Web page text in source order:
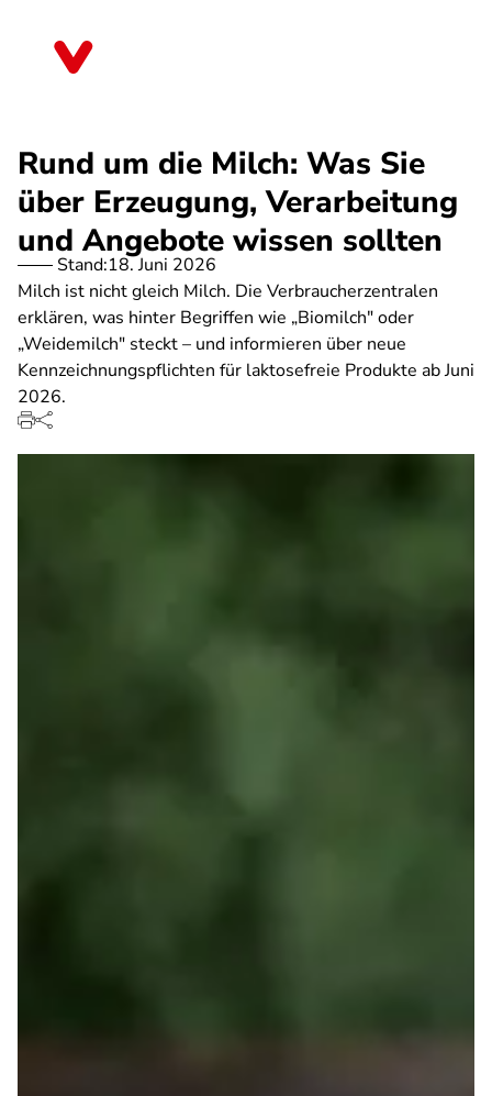
Rund um die Milch: Was Sie
über Erzeugung, Verarbeitung
und Angebote wissen sollten
Stand:18. Juni 2026
Milch ist nicht gleich Milch. Die Verbraucherzentralen
erklären, was hinter Begriffen wie „Biomilch" oder
„Weidemilch" steckt – und informieren über neue
Kennzeichnungspflichten für laktosefreie Produkte ab Juni
2026.